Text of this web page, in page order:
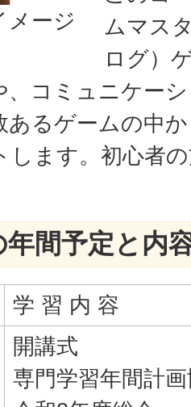
メージ
ムマス
ログ）
、コミュニケー
あるゲームの中
します。初心者
間予定と内
学 習 内 容
開講式
専門学習年間計